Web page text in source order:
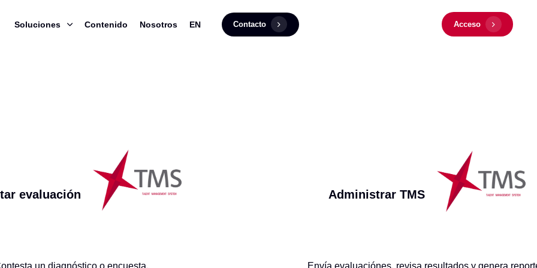
Soluciones Contenido Nosotros EN Contacto Acceso
evaluación Administrar TMS
Envía evaluaciónes, revisa resultados y genera